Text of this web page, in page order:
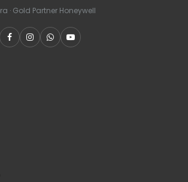
· Gold Partner Honeywell